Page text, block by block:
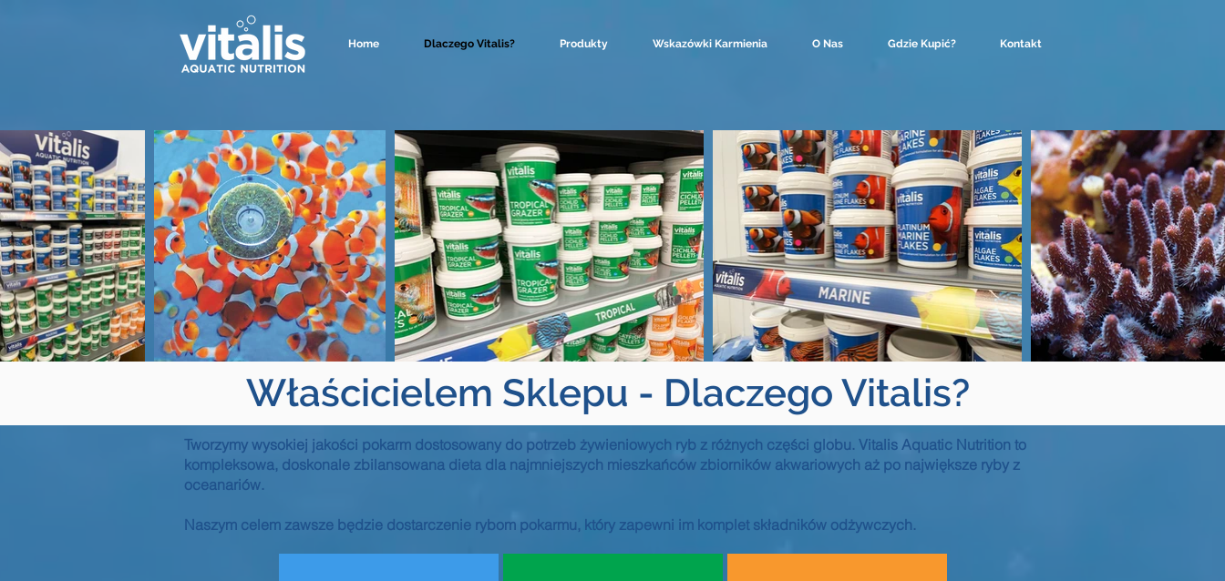
Home Dlaczego Vitalis? Produkty Wskazówki Karmienia O Nas Gdzie Kupić? Kontakt
Właścicielem Sklepu - Dlaczego Vitalis?
Tworzymy wysokiej jakości pokarm dostosowany do potrzeb żywieniowych ryb z różnych części globu. Vitalis Aquatic Nutrition to
kompleksowa, doskonale zbilansowana dieta dla najmniejszych mieszkańców zbiorników akwariowych aż po największe ryby z
oceanariów.
Naszym celem zawsze będzie dostarczenie rybom pokarmu, który zapewni im komplet składników odżywczych.